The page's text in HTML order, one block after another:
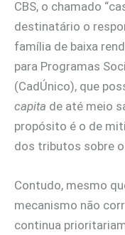
CBS, o chamado
destinatário o
família de baixa
para Programas
(CadÚnico), que
capita de até meio
propósito é o de
dos tributos sobre
Contudo, mesmo
mecanismo não
continua